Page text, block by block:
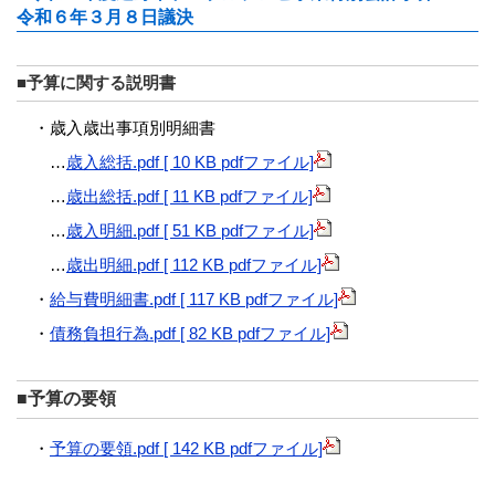
令和６年３月８日議決
■予算に関する説明書
・歳入歳出事項別明細書
…歳入総括.pdf [ 10 KB pdfファイル]
…歳出総括.pdf [ 11 KB pdfファイル]
…歳入明細.pdf [ 51 KB pdfファイル]
…歳出明細.pdf [ 112 KB pdfファイル]
・ 給与費明細書.pdf [ 117 KB pdfファイル]
・ 債務負担行為.pdf [ 82 KB pdfファイル]
■予算の要領
・ 予算の要領.pdf [ 142 KB pdfファイル]